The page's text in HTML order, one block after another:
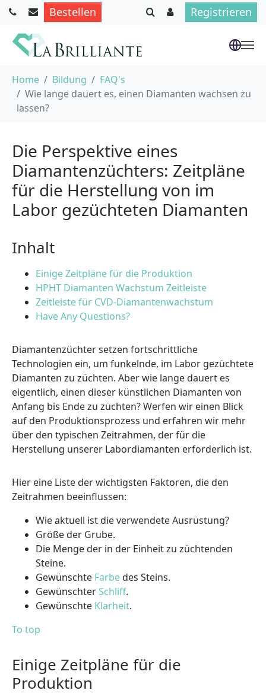
Bestellen Registrieren
Home Bildung
FAQ's
Wie lange dauert es, einen Diamanten wachsen zu
lassen?
Die Perspektive eines
Diamantenzüchters: Zeitpläne
für die Herstellung von im
Labor gezüchteten Diamanten
Inhalt
Einige Zeitpläne für die Produktion
HPHT Diamanten Wachstum Zeitleiste
Zeitleiste für CVD-Diamantenwachstum
Have Any Questions?
Diamantenzüchter setzen fortschrittliche
Technologien ein, um funkelnde, im Labor gezüchtete
Diamanten zu züchten. Aber wie lange dauert es
eigentlich, einen dieser künstlichen Diamanten von
Anfang bis Ende zu züchten? Werfen wir einen Blick
auf den Produktionsprozess und erfahren wir mehr
über den typischen Zeitrahmen, der für die
Herstellung unserer Labordiamanten erforderlich ist.
Hier eine Liste der wichtigsten Faktoren, die den
Zeitrahmen beeinflussen:
Wie aktuell ist die verwendete Ausrüstung?
Größe der Grube.
Die Menge der in der Einheit zu züchtenden
Steine.
Gewünschte Farbedes Steins.
GewünschterSchliff.
Gewünschte Klarheit.
To top
Einige Zeitpläne für die
Produktion